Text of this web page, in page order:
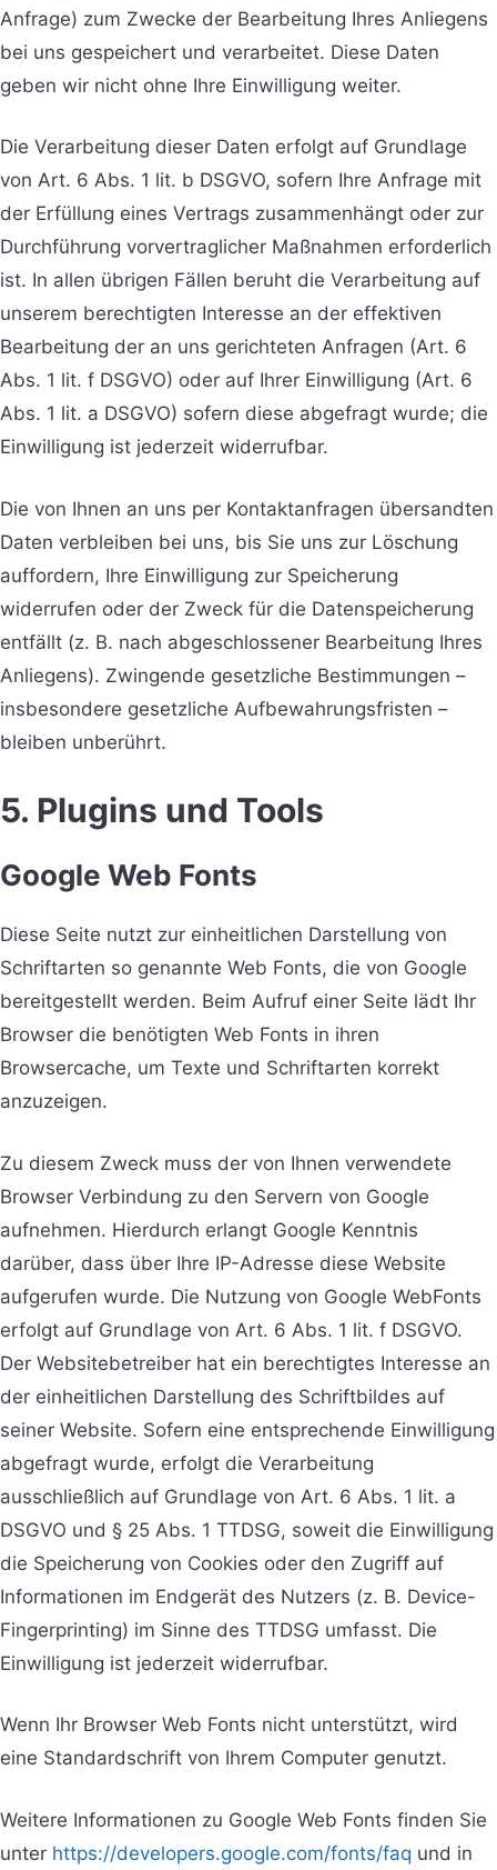
Anfrage) zum Zwecke der Bearbeitung Ihres Anliegens
bei uns gespeichert und verarbeitet. Diese Daten
geben wir nicht ohne Ihre Einwilligung weiter.
Die Verarbeitung dieser Daten erfolgt auf Grundlage
von Art. 6 Abs. 1 lit. b DSGVO, sofern Ihre Anfrage mit
der Erfüllung eines Vertrags zusammenhängt oder zur
Durchführung vorvertraglicher Maßnahmen erforderlich
ist. In allen übrigen Fällen beruht die Verarbeitung auf
unserem berechtigten Interesse an der effektiven
Bearbeitung der an uns gerichteten Anfragen (Art. 6
Abs. 1 lit. f DSGVO) oder auf Ihrer Einwilligung (Art. 6
Abs. 1 lit. a DSGVO) sofern diese abgefragt wurde; die
Einwilligung ist jederzeit widerrufbar.
Die von Ihnen an uns per Kontaktanfragen übersandten
Daten verbleiben bei uns, bis Sie uns zur Löschung
auffordern, Ihre Einwilligung zur Speicherung
widerrufen oder der Zweck für die Datenspeicherung
entfällt (z. B. nach abgeschlossener Bearbeitung Ihres
Anliegens). Zwingende gesetzliche Bestimmungen –
insbesondere gesetzliche Aufbewahrungsfristen –
bleiben unberührt.
5. Plugins und Tools
Google Web Fonts
Diese Seite nutzt zur einheitlichen Darstellung von
Schriftarten so genannte Web Fonts, die von Google
bereitgestellt werden. Beim Aufruf einer Seite lädt Ihr
Browser die benötigten Web Fonts in ihren
Browsercache, um Texte und Schriftarten korrekt
anzuzeigen.
Zu diesem Zweck muss der von Ihnen verwendete
Browser Verbindung zu den Servern von Google
aufnehmen. Hierdurch erlangt Google Kenntnis
darüber, dass über Ihre IP-Adresse diese Website
aufgerufen wurde. Die Nutzung von Google WebFonts
erfolgt auf Grundlage von Art. 6 Abs. 1 lit. f DSGVO.
Der Websitebetreiber hat ein berechtigtes Interesse an
der einheitlichen Darstellung des Schriftbildes auf
seiner Website. Sofern eine entsprechende Einwilligung
abgefragt wurde, erfolgt die Verarbeitung
ausschließlich auf Grundlage von Art. 6 Abs. 1 lit. a
DSGVO und § 25 Abs. 1 TTDSG, soweit die Einwilligung
die Speicherung von Cookies oder den Zugriff auf
Informationen im Endgerät des Nutzers (z. B. Device-
Fingerprinting) im Sinne des TTDSG umfasst. Die
Einwilligung ist jederzeit widerrufbar.
Wenn Ihr Browser Web Fonts nicht unterstützt, wird
eine Standardschrift von Ihrem Computer genutzt.
Weitere Informationen zu Google Web Fonts finden Sie
unter https://developers.google.com/fonts/faq und in